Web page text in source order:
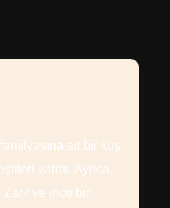
ait bir kuş
vardır. Ayrıca,
Zarif ve ince bir